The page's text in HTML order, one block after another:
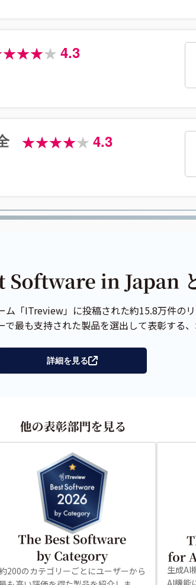
4.3
4.3
「ITreview」に投稿された約15.8万件のリ
最も支持された製品を選出して表彰する
詳細を見る
200のカテゴリーごとにユーザーから
生成AI
AI機能